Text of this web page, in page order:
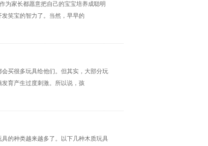
为家长都愿意把自己的宝宝培养成聪明
笑宝的智力了。当然，早早的
买很多玩具给他们。但其实，大部分玩
育产生过度刺激。所以说，孩
的种类越来越多了。以下几种木质玩具